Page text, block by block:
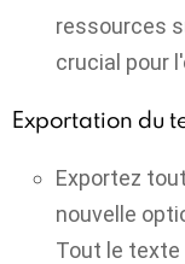
ressources
crucial pour
Exportation du
Exportez
nouvelle
Tout le texte